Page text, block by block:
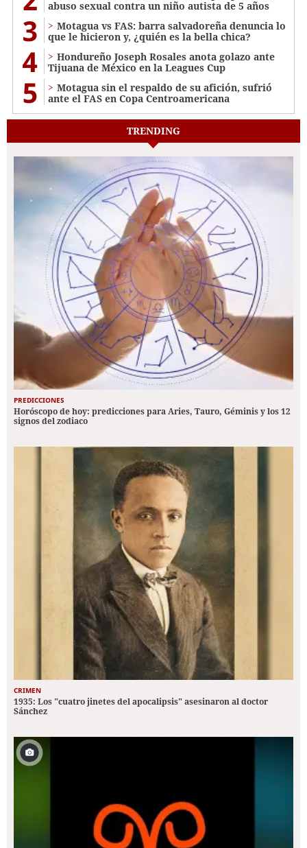
abuso sexual contra un niño autista de 5 años
3
Motagua vs FAS: barra salvadoreña denuncia lo
que le hicieron y, ¿quién es la bella chica?
4
Hondureño Joseph Rosales anota golazo ante
Tijuana de México en la Leagues Cup
5
Motagua sin el respaldo de su afición, sufrió
ante el FAS en Copa Centroamericana
TRENDING
PREDICCIONES
Horóscopo de hoy: predicciones para Aries, Tauro, Géminis y los 12
signos del zodiaco
CRIMEN
1935: Los "cuatro jinetes del apocalipsis" asesinaron al doctor
Sánchez